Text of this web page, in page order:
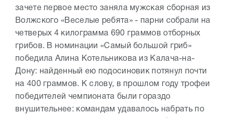
зачете первое место заняла мужская сборная из
Волжского «Веселые ребята» - парни собрали на
четверых 4 килограмма 690 граммов отборных
грибов. В номинации «Самый большой гриб»
победила Алина Котельникова из Калача-на-
Дону: найденный ею подосиновик потянул почти
на 400 граммов. К слову, в прошлом году трофеи
победителей чемпионата были гораздо
внушительнее: командам удавалось набрать по